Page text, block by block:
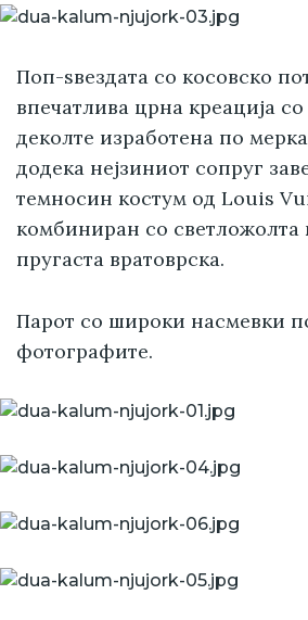
Поп-ѕвездата со косовско
впечатлива црна креација
деколте изработена по
додека нејзиниот сопруг
темносин костум од Louis
комбиниран со светложолта
пругаста вратоврска.
Парот со широки насмевки
фотографите.